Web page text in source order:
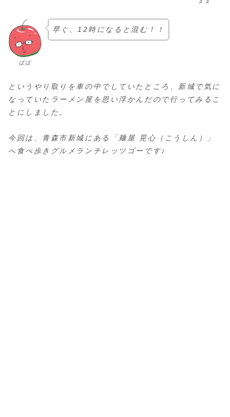
ぱぱ
早ぐ、12時になると混む！！
というやり取りを車の中でしていたところ、新城で気に
なっていたラーメン屋を思い浮かんだので行ってみるこ
とにしました。
今回は、青森市新城にある「麺屋 晃心（こうしん）」
へ食べ歩きグルメランチレッツゴーです♪